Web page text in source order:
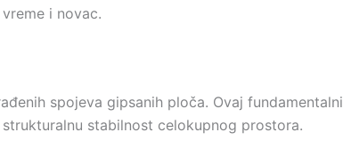
i novac.
spojeva gipsanih ploča. Ovaj fundamentalni
stabilnost celokupnog prostora.